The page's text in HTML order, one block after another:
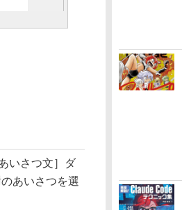
いさつ文］ダ
あいさつを選